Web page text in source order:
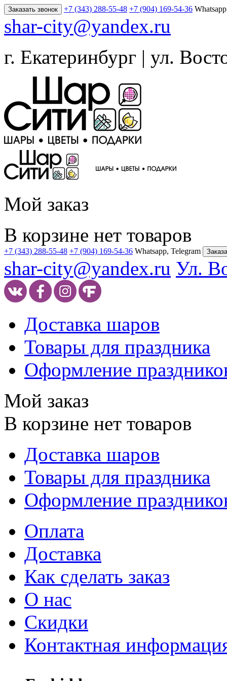
Заказать звонок +7 (343) 288-55-48 +7 (904) 169-54-36
shar-city@yandex.ru
г. Екатеринбург | ул.
Мой заказ
В корзине нет товаров
+7 (343) 288-55-48 +7 (904) 169-54-36 Whatsapp, Telegram
shar-city@yandex.ru Ул.
Доставка шаров
Товары для праздника
Оформление
Мой заказ
В корзине нет товаров
Доставка шаров
Товары для праздника
Оформление
Оплата
Доставка
Как сделать заказ
О нас
Скидки
Контактная